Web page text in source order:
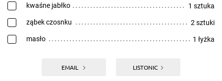
kwaśne jabłko 1 sztuka
ząbek czosnku 2 sztuki
masło 1 łyżka
EMAIL LISTONIC